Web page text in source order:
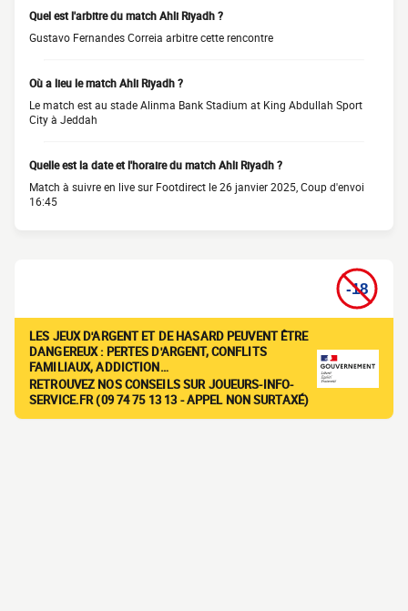
Quel est l'arbitre du match Ahli Riyadh ?
Gustavo Fernandes Correia arbitre cette rencontre
Où a lieu le match Ahli Riyadh ?
Le match est au stade Alinma Bank Stadium at King Abdullah Sport
City à Jeddah
Quelle est la date et l'horaire du match Ahli Riyadh ?
Match à suivre en live sur Footdirect le 26 janvier 2025, Coup d'envoi
16:45
LES JEUX D'ARGENT ET DE HASARD PEUVENT ÊTRE
DANGEREUX : PERTES D'ARGENT, CONFLITS
FAMILIAUX, ADDICTION…
RETROUVEZ NOS CONSEILS SUR JOUEURS-INFO-
SERVICE.FR (09 74 75 13 13 - APPEL NON SURTAXÉ)